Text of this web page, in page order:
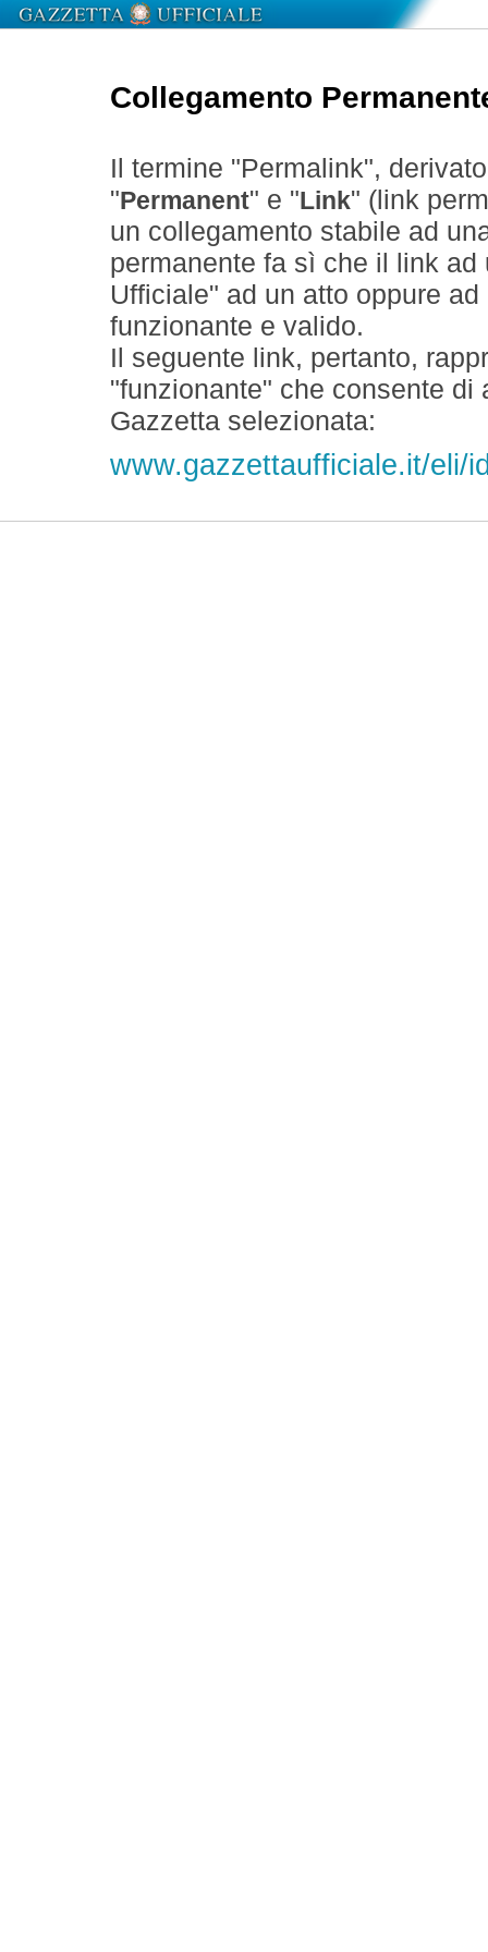
Collegamento
Il termine "Permalink",
" Permanent" e " Link" (link
un collegamento stabile ad
permanente fa sì che il link
Ufficiale" ad un atto oppure
funzionante e valido.
Il seguente link, pertanto,
"funzionante" che consente
Gazzetta selezionata:
www.gazzettaufficiale.it/eli/